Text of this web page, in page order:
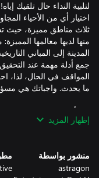
اختيار أي من الأحياء
ثلاث مناطق مميزة، حيث
منها لديها معالمها
جمع أدلة مهمة عند
المواقف في الحال، لذا،
كما أن مواصلة التقدم
أيضًا. ابدأ بتحرير
اردع تجارة المخدرات في
الطلاء للكتابة غير
إظهار المزيد
منشور بواسطة
astragon